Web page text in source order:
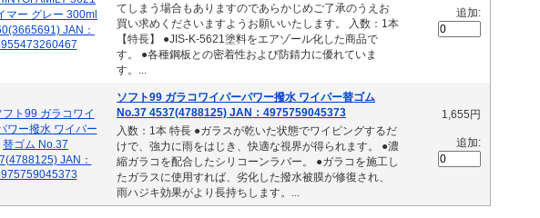
てしまう場合もありますのであらかじめご了承のうえお
買い求めくださいますようお願いいたします。 入数：1本
【特長】 ●JIS-K-5621塗料をエアゾール化した商品で
す。 ●各種鋼板との密着性および防錆力に優れていま
す。...
追加:
ソフト99 ガラコワイパーパワー撥水 ワイパー替ゴム
No.37 4537(4788125) JAN：4975759045373
入数：1本 特長 ●ガラスが乾いた状態でワイピングするだ
けで、強力に雨をはじき、快適な視界が得られます。 ●濃
縮ガラコを配合したシリコーンラバー。 ●ガラコを施工し
たガラスに使用すれば、劣化した撥水被膜が修復され、
雨ハジキ効果がより長持ちします。...
1,655円
追加: